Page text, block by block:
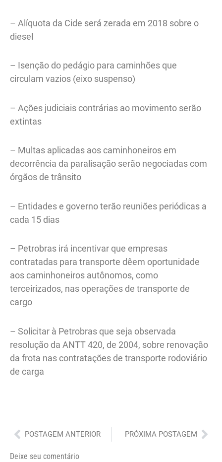
– Alíquota da Cide será zerada em 2018 sobre o
diesel
– Isenção do pedágio para caminhões que
circulam vazios (eixo suspenso)
– Ações judiciais contrárias ao movimento serão
extintas
– Multas aplicadas aos caminhoneiros em
decorrência da paralisação serão negociadas com
órgãos de trânsito
– Entidades e governo terão reuniões periódicas a
cada 15 dias
– Petrobras irá incentivar que empresas
contratadas para transporte dêem oportunidade
aos caminhoneiros autônomos, como
terceirizados, nas operações de transporte de
cargo
– Solicitar à Petrobras que seja observada
resolução da ANTT 420, de 2004, sobre renovação
da frota nas contratações de transporte rodoviário
de carga
Anterior
POSTAGEM ANTERIOR PRÓXIMA POSTAGEM
Deixe seu comentário